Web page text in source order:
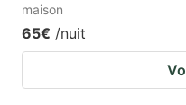
maison
65€ /nuit